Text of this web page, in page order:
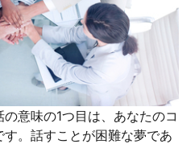
意味の1つ目は、あなたのコ
。話すことが困難な夢であ